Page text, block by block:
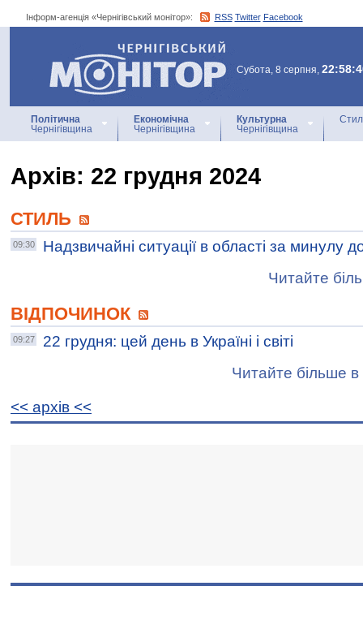
Інформ-агенція «Чернігівський монітор»: RSS Twitter Facebook
Інформ-агенція
«Чернігівський монітор»
Субота, 8 серпня,
Політична
Чернігівщина
Економічна
Чернігівщина
Культурна
Чернігівщина
Архiв: 22 грудня 2024
СТИЛЬ
09:30
Надзвичайні ситуації в області за минулу
Читайте
ВІДПОЧИНОК
09:27
22 грудня: цей день в Україні і світі
Читайте більше в
<< архiв <<